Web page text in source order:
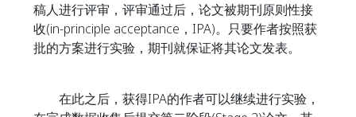
稿人进行评审，评审通过后，论文被期刊原则性接
收(in-principle acceptance，IPA)。只要作者按照获
批的方案进行实验，期刊就保证将其论文发表。
在此之后，获得IPA的作者可以继续进行实验，